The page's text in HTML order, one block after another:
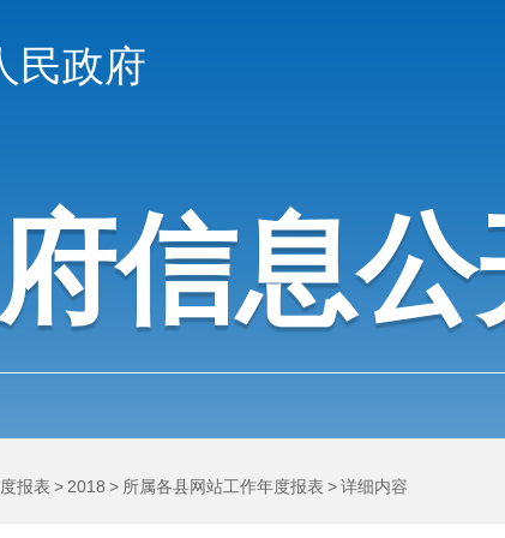
民政府
信息公
报表 > 2018 > 所属各县网站工作年度报表 >详细内容